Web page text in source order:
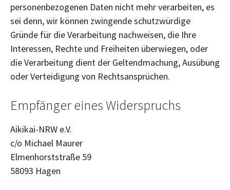
personenbezogenen Daten nicht mehr verarbeiten, es
sei denn, wir können zwingende schutzwürdige
Gründe für die Verarbeitung nachweisen, die Ihre
Interessen, Rechte und Freiheiten überwiegen, oder
die Verarbeitung dient der Geltendmachung, Ausübung
oder Verteidigung von Rechtsansprüchen.
Empfänger eines Widerspruchs
Aikikai-NRW e.V.
c/o Michael Maurer
Elmenhorststraße 59
58093 Hagen